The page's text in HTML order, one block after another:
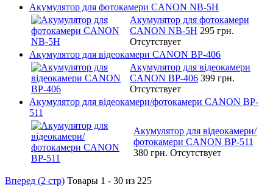
Акумулятор для фотокамери CANON NB-5H
Акумулятор для фотокамери
CANON NB-5H 295 грн.
Отсутствует
Акумулятор для відеокамери CANON BP-406
Акумулятор для відеокамери
CANON BP-406 399 грн.
Отсутствует
Акумулятор для відеокамери/фотокамери CANON BP-
511
Акумулятор для відеокамери/
фотокамери CANON BP-511
380 грн. Отсутствует
Вперед (2 стр) Товары 1 - 30 из 225